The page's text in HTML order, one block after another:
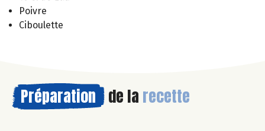
Poivre
Ciboulette
Préparation de la recette